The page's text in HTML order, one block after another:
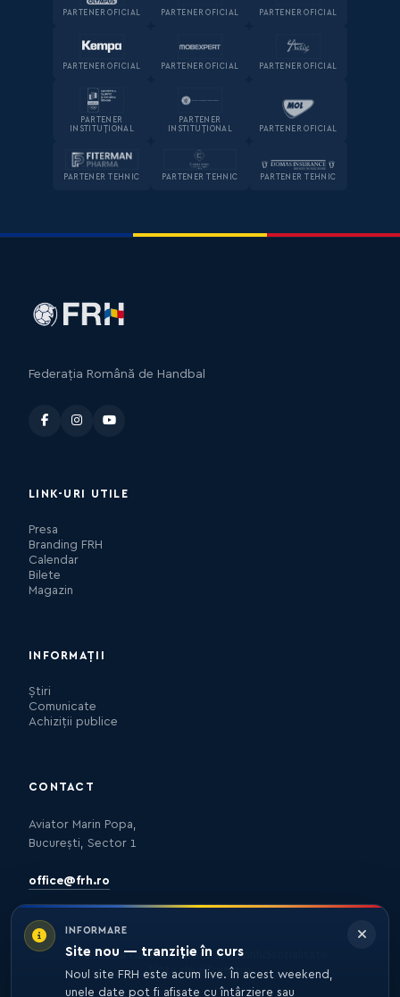
PARTENER OFICIAL PARTENER OFICIAL PARTENER OFICIAL
PARTENER OFICIAL PARTENER OFICIAL PARTENER OFICIAL
PARTENER
INSTITUȚIONAL
PARTENER
INSTITUȚIONAL
PARTENER OFICIAL
PARTENER TEHNIC PARTENER TEHNIC PARTENER TEHNIC
INFORMARE
Site nou — tranziție în curs
Noul site FRH este acum live. În acest weekend,
unele date pot fi afișate cu întârziere sau
Federația Română de Handbal
LINK-URI UTILE
Presa
Branding FRH
Calendar
Bilete
Magazin
INFORMAȚII
Știri
Comunicate
Achiziții publice
CONTACT
Aviator Marin Popa,
București, Sector 1
office@frh.ro
Protecția datelorPolitica de confidențialitate
Nota de informare